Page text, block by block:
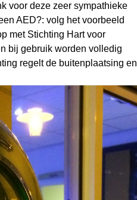
voor deze zeer sympathieke
AED?: volg het voorbeeld
met Stichting Hart voor
bij gebruik worden volledig
regelt de buitenplaatsing en